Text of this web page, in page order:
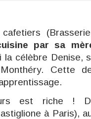
par sa
la célèbre Denise,
Cette
est riche !
à Paris),